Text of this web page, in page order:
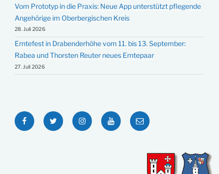
Vom Prototyp in die Praxis: Neue App unterstützt pflegende
Angehörige im Oberbergischen Kreis
28. Juli 2026
Erntefest in Drabenderhöhe vom 11. bis 13. September:
Rabea und Thorsten Reuter neues Erntepaar
27. Juli 2026
FacebookTwitter InstagramYouTubeE-
Mail